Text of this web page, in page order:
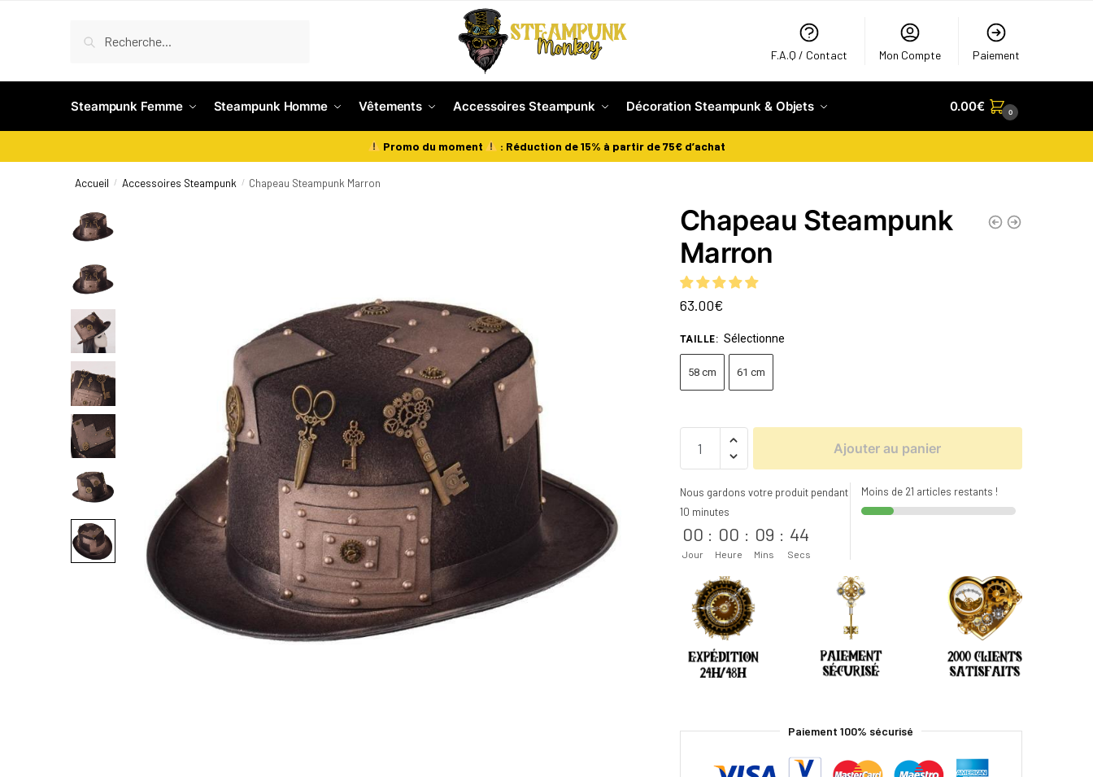
F.A.Q / Contact Mon Compte Paiement
Steampunk Femme Steampunk Homme Vêtements Accessoires Steampunk Décoration Steampunk & Objets 0.00€ 0
Promo du moment : Réduction de 15% à partir de 75€ d’achat
Accueil / Accessoires Steampunk / Chapeau Steampunk Marron
Chapeau Steampunk
Marron
63.00€
TAILLE: Sélectionne
58 cm 61 cm
Ajouter au panier
Nous gardons votre produit pendant
10 minutes
00
Jour
: 00
Heure
: 09
Mins
: 43
Secs
Moins de 21 articles restants !
Paiement 100% sécurisé